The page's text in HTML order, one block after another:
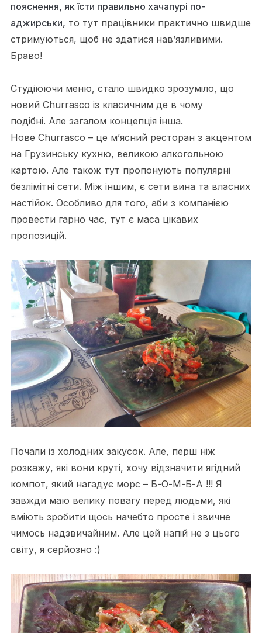
пояснення, як їсти правильно хачапурі по-
аджирськи, то тут працівники практично швидше
стримуються, щоб не здатися нав’язливими.
Браво!
Студіюючи меню, стало швидко зрозуміло, що
новий Churrasco із класичним де в чому
подібні. Але загалом концепція інша.
Нове Churrasco – це м’ясний ресторан з акцентом
на Грузинську кухню, великою алкогольною
картою. Але також тут пропонують популярні
безлімітні сети. Між іншим, є сети вина та власних
настійок. Особливо для того, аби з компанією
провести гарно час, тут є маса цікавих
пропозицій.
Почали із холодних закусок. Але, перш ніж
розкажу, які вони круті, хочу відзначити ягідний
компот, який нагадує морс – Б-О-М-Б-А !!! Я
завжди маю велику повагу перед людьми, які
вміють зробити щось начебто просте і звичне
чимось надзвичайним. Але цей напій не з цього
світу, я серйозно :)